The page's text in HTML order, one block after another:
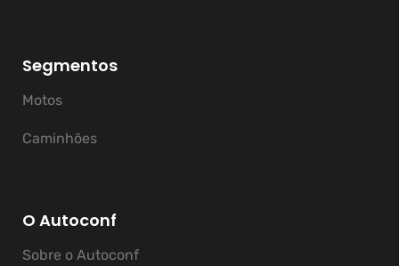
Segmentos
Motos
Caminhões
O Autoconf
Sobre o Autoconf